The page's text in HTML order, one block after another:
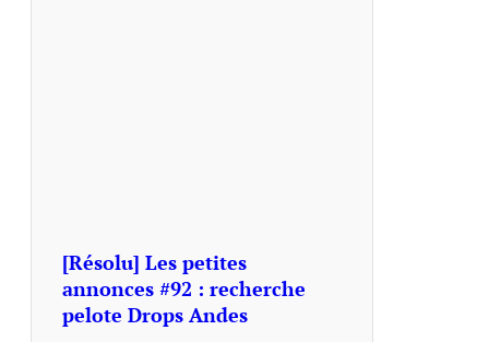
[Résolu] Les petites
annonces #92 : recherche
pelote Drops Andes